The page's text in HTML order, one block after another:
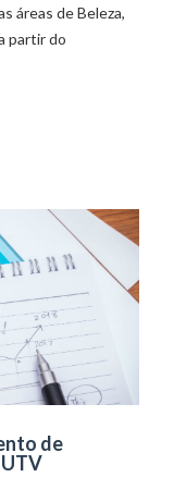
áreas de Beleza,
partir do
de